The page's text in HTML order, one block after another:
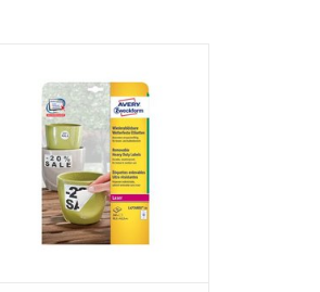
wit, 240 etik.
TOEVOEGEN AAN
WINKELWAGEN